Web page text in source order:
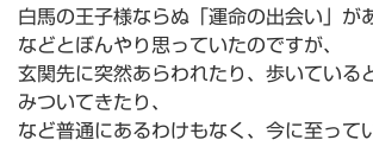
白馬の王子様ならぬ「運命の出会い」が
などとぼんやり思っていたのですが、
玄関先に突然あらわれたり、歩いている
みついてきたり、
など普通にあるわけもなく、今に至って